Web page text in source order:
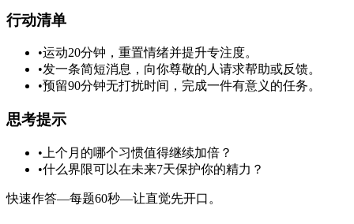
行动清单
•运动20分钟，重置情绪并提升专注度。
•发一条简短消息，向你尊敬的人请求帮助或反馈。
•预留90分钟无打扰时间，完成一件有意义的任务。
思考提示
• 上个月的哪个习惯值得继续加倍？
•什么界限可以在未来7天保护你的精力？
快速作答—每题60秒—让直觉先开口。